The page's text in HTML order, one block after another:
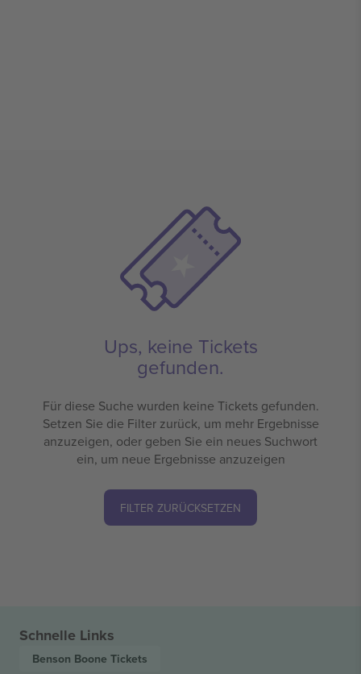
Ups, keine Tickets
gefunden.
Für diese Suche wurden keine Tickets gefunden.
Setzen Sie die Filter zurück, um mehr Ergebnisse
anzuzeigen, oder geben Sie ein neues Suchwort
ein, um neue Ergebnisse anzuzeigen
FILTER ZURÜCKSETZEN
Schnelle Links
Benson Boone Tickets